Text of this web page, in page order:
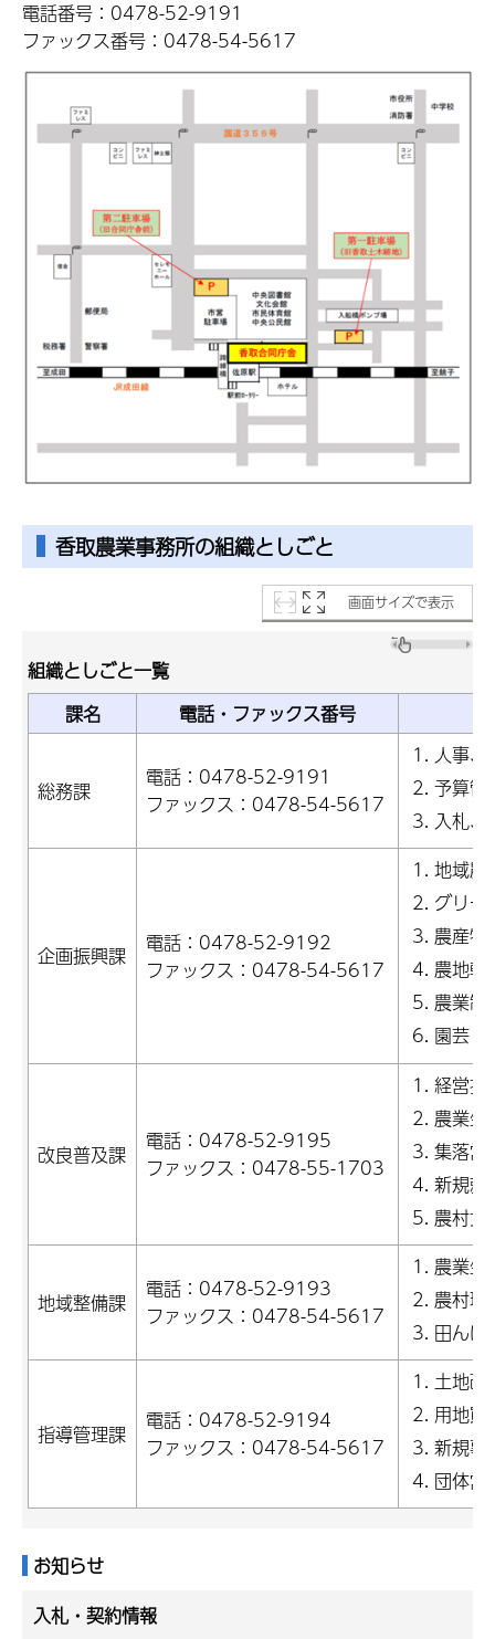
電話番号：0478-52-9191
ファックス番号：0478-54-5617
香取農業事務所の組織としごと
画面サイズで表示
組織としごと一覧
課名
電話・ファックス番号
総務課
電話：0478-52-9191
ファックス：0478-54-5617
人事、
予算管
入札、
企画振興課
電話：0478-52-9192
ファックス：0478-54-5617
地域農
グリー
農産物
農地転
農業制
園芸・
改良普及課
電話：0478-52-9195
ファックス：0478-55-1703
経営指
農業生
集落営
新規就
農村女
地域整備課
電話：0478-52-9193
ファックス：0478-54-5617
農業生
農村環
田んぼ
指導管理課
電話：0478-52-9194
ファックス：0478-54-5617
土地改
用地買
新規事
団体営
お知らせ
入札・契約情報